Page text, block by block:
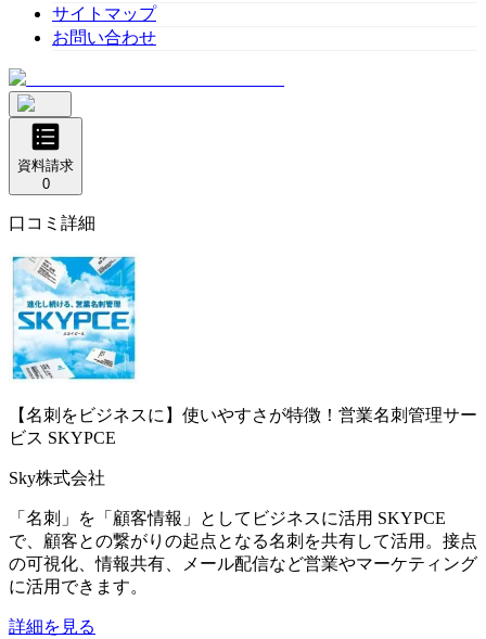
サイトマップ
お問い合わせ
資料請求
0
口コミ詳細
【名刺をビジネスに】使いやすさが特徴！営業名刺管理サー
ビス SKYPCE
Sky株式会社
「名刺」を「顧客情報」としてビジネスに活用 SKYPCE
で、顧客との繋がりの起点となる名刺を共有して活用。接点
の可視化、情報共有、メール配信など営業やマーケティング
に活用できます。
詳細を見る